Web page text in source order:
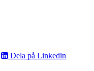
Dela på Linkedin